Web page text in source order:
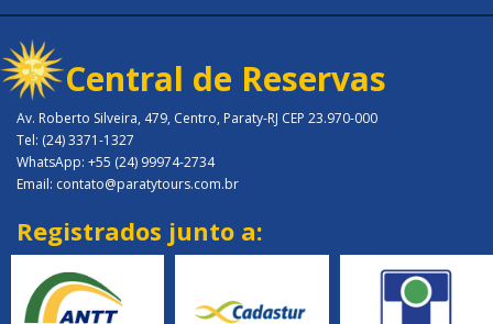
Central de Reservas
Av. Roberto Silveira, 479, Centro, Paraty-RJ CEP 23.970-000
Tel: (24) 3371-1327
WhatsApp: +55 (24) 99974-2734
Email: contato@paratytours.com.br
Registrados junto a: